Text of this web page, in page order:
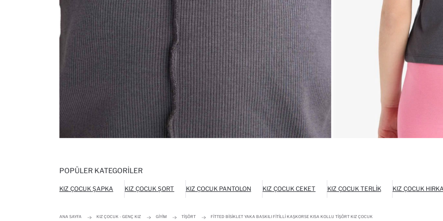
POPÜLER KATEGORILER
KIZ ÇOCUK ŞAPKA KIZ ÇOCUK ŞORT KIZ ÇOCUK PANTOLON KIZ ÇOCUK CEKET KIZ ÇOCUK TERLIK KIZ ÇOCUK
ANA SAYFA KIZ ÇOCUK - GENÇ KIZ GIYIM TIŞÖRT FITTED BISIKLET YAKA BASKILI FITILLI KAŞKORSE KISA KOLLU TIŞÖRT KIZ ÇOCUK